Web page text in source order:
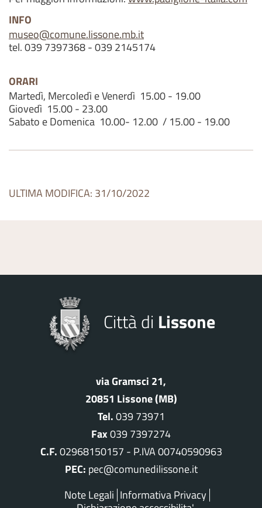
INFO
museo@comune.lissone.mb.it
tel. 039 7397368 - 039 2145174
ORARI
Martedì, Mercoledì e Venerdì 15.00 - 19.00
Giovedì 15.00 - 23.00
Sabato e Domenica 10.00- 12.00 / 15.00 - 19.00
ULTIMA MODIFICA: 31/10/2022
Città di Lissone
via Gramsci 21,
20851 Lissone (MB)
Tel.039 73971
Fax039 7397274
C.F.02968150157 - P.IVA 00740590963
PEC: pec@comunedilissone.it
Note Legali Informativa Privacy